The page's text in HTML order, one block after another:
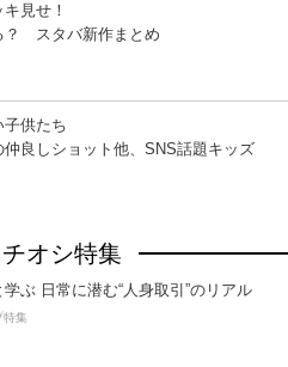
見せ！
？ スタバ新作まとめ
子供たち
良しショット他、SNS話題キッズ
オシ特集
ぶ 日常に潜む“人身取引”のリアル
特集